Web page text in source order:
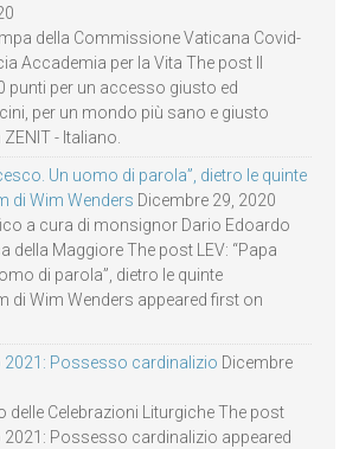
della Commissione Vaticana Covid-
Accademia per la Vita The post Il
punti per un accesso giusto ed
per un mondo più sano e giusto
- Italiano.
Un uomo di parola”, dietro le quinte
di Wim Wenders Dicembre 29, 2020
a cura di monsignor Dario Edoardo
della Maggiore The post LEV: “Papa
di parola”, dietro le quinte
di Wim Wenders appeared first on
2021: Possesso cardinalizio Dicembre
delle Celebrazioni Liturgiche The post
2021: Possesso cardinalizio appeared